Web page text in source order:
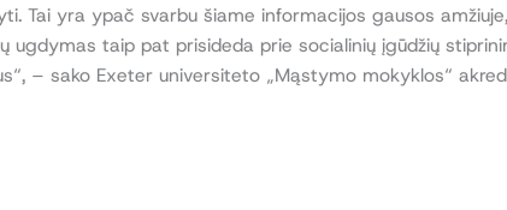
Tai yra ypač svarbu šiame informacijos gausos
taip pat prisideda prie socialinių įgūdžių
– sako Exeter universiteto „Mąstymo mokyklos“